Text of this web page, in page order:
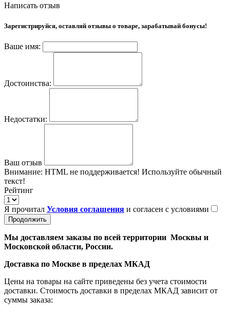
Написать отзыв
Зарегистрируйся, оставляй отзывы о товаре, зарабатывай бонусы!
Ваше имя:
Достоинства:
Недостатки:
Ваш отзыв
Внимание: HTML не поддерживается! Используйте обычный
текст!
Рейтинг
Я прочитал Условия соглашения и согласен с условиями
Продолжить
Мы доставляем заказы по всей территории Москвы и
Московской области, России.
Доставка по Москве в пределах МКАД
Цены на товары на сайте приведены без учета стоимости
доставки. Стоимость доставки в пределах МКАД зависит от
суммы заказа: